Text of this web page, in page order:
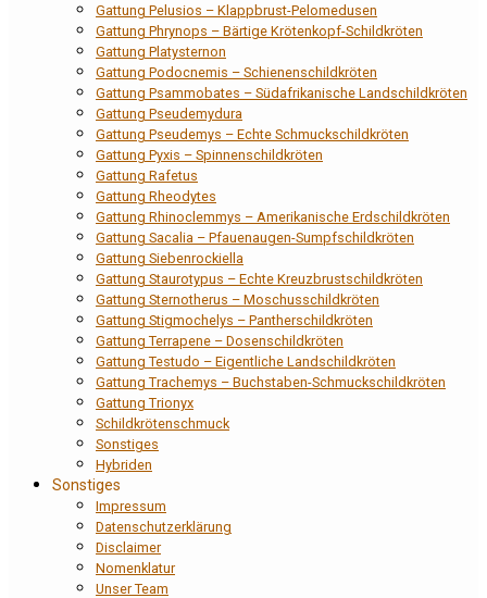
Gattung Pelusios – Klappbrust-Pelomedusen
Gattung Phrynops – Bärtige Krötenkopf-Schildkröten
Gattung Platysternon
Gattung Podocnemis – Schienenschildkröten
Gattung Psammobates – Südafrikanische Landschildkröten
Gattung Pseudemydura
Gattung Pseudemys – Echte Schmuckschildkröten
Gattung Pyxis – Spinnenschildkröten
Gattung Rafetus
Gattung Rheodytes
Gattung Rhinoclemmys – Amerikanische Erdschildkröten
Gattung Sacalia – Pfauenaugen-Sumpfschildkröten
Gattung Siebenrockiella
Gattung Staurotypus – Echte Kreuzbrustschildkröten
Gattung Sternotherus – Moschusschildkröten
Gattung Stigmochelys – Pantherschildkröten
Gattung Terrapene – Dosenschildkröten
Gattung Testudo – Eigentliche Landschildkröten
Gattung Trachemys – Buchstaben-Schmuckschildkröten
Gattung Trionyx
Schildkrötenschmuck
Sonstiges
Hybriden
Sonstiges
Impressum
Datenschutzerklärung
Disclaimer
Nomenklatur
Unser Team